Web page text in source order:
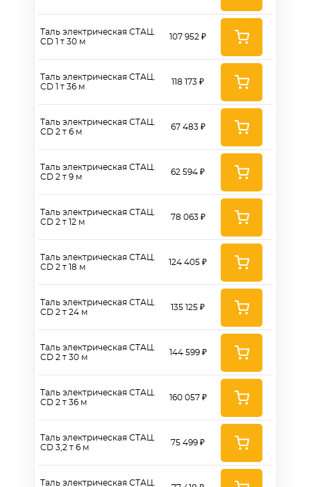
Таль электрическая СТАЦ.
CD 1 т 30 м
Таль электрическая СТАЦ.
CD 1 т 36 м
Таль электрическая СТАЦ.
CD 2 т 6 м
Таль электрическая СТАЦ.
CD 2 т 9 м
Таль электрическая СТАЦ.
CD 2 т 12 м
Таль электрическая СТАЦ.
CD 2 т 18 м
Таль электрическая СТАЦ.
CD 2 т 24 м
Таль электрическая СТАЦ.
CD 2 т 30 м
Таль электрическая СТАЦ.
CD 2 т 36 м
Таль электрическая СТАЦ.
CD 3,2 т 6 м
Таль электрическая СТАЦ.
107 952 ₽
118 173 ₽
67 483 ₽
62 594 ₽
78 063 ₽
124 405 ₽
135 125 ₽
144 599 ₽
160 057 ₽
75 499 ₽